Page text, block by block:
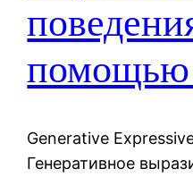
Generative
Генеративное